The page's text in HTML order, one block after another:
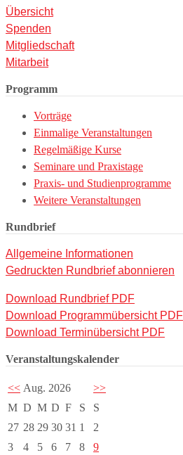
Übersicht
Spenden
Mitgliedschaft
Mitarbeit
Programm
Vorträge
Einmalige Veranstaltungen
Regelmäßige Kurse
Seminare und Praxistage
Praxis- und Studienprogramme
Weitere Veranstaltungen
Rundbrief
Allgemeine Informationen
Gedruckten Rundbrief abonnieren
Download Rundbrief PDF
Download Programmübersicht PDF
Download Terminübersicht PDF
Veranstaltungskalender
<< Aug. 2026
>>
M D M D F S
S
27 28 29 30 31 1
2
3
4 5 6 7 8 9